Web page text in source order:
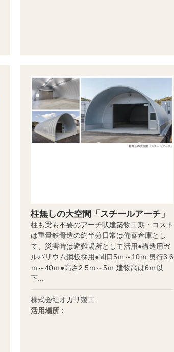
柱無しの大空間「スチールアーチ」
柱も梁も不要のアーチ状建築物工期・コスト
は重量鉄骨造の約半分日常は備蓄倉庫とし
て、災害時は避難場所として活用●構造用ガ
ルバリウム鋼板採用●間口5ｍ～10ｍ 奥行3.6
ｍ～40ｍ●高さ2.5ｍ～5ｍ 建物高は6ｍ以
下...
株式会社オガサ製工
活用場所 :